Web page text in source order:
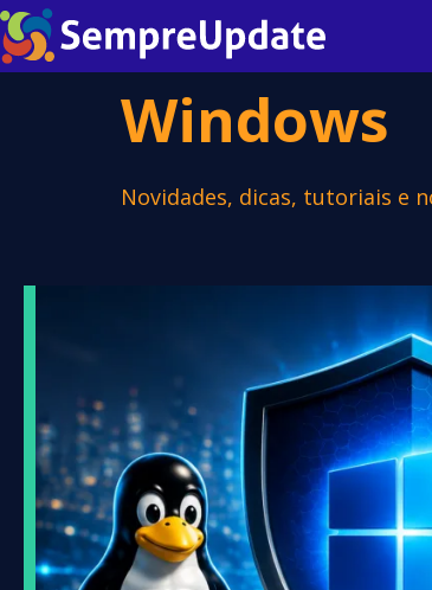
Windows
Novidades, dicas, tutoriais e